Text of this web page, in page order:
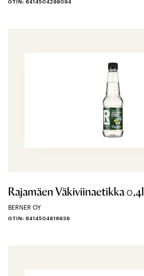
GTIN: 6414504298094
Rajamäen Väkiviinaetikka 0,4l
BERNER OY
GTIN: 6414504816939